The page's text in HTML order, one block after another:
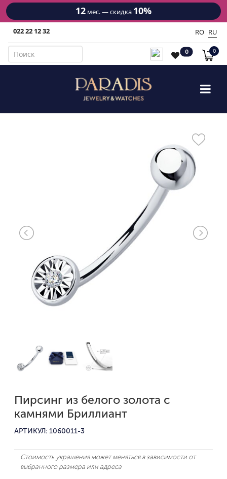
12мес. — скидка10%
022 22 12 32 RO RU
0 0
Пирсинг из белого золота с
камнями Бриллиант
АРТИКУЛ: 1060011-3
Стоимость украшения может меняться в зависимости от
выбранного размера или адреса